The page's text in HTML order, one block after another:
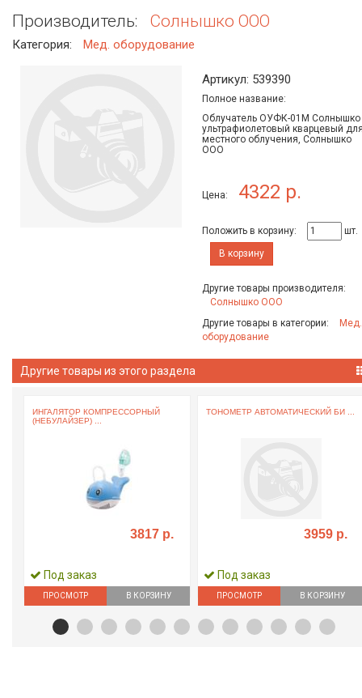
Производитель: Солнышко ООО
Категория: Мед. оборудование
Артикул: 539390
Полное название:
Облучатель ОУФК-01М Солнышко
ультрафиолетовый кварцевый
местного облучения, Солнышко
ООО
Цена: 4322 р.
Положить в корзину:
шт.
В корзину
Другие товары производителя:
Солнышко ООО
Другие товары в категории:
Мед.
оборудование
Другие товары из этого раздела
ИНГАЛЯТОР КОМПРЕССОРНЫЙ
(НЕБУЛАЙЗЕР) ...
3817 р.
Под заказ
ПРОСМОТР В КОРЗИНУ
ТОНОМЕТР АВТОМАТИЧЕСКИЙ БИ ...
3959 р.
Под заказ
ПРОСМОТР В КОРЗИНУ